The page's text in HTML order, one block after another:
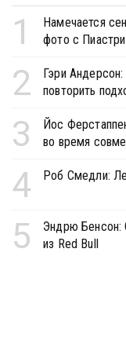
1
Намечается
фото с
2
Гэри
повторить
3
Йос
во время
4 Роб Смедли:
5
Эндрю Бенсон:
из Red Bull